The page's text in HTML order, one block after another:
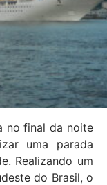
no final da noite
uma parada
Realizando um
do Brasil, o